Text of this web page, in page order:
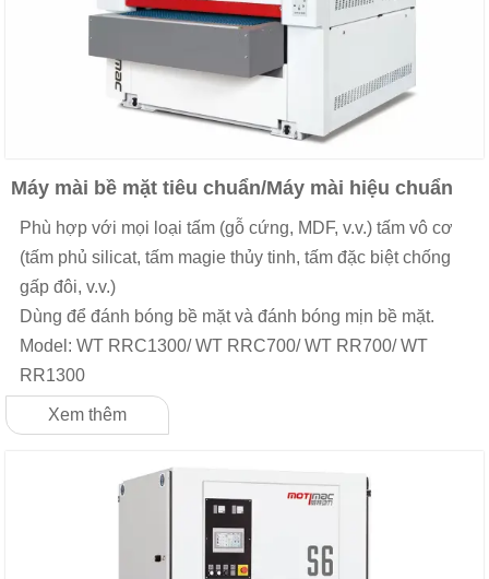
Máy mài bề mặt tiêu chuẩn/Máy mài hiệu chuẩn
Phù hợp với mọi loại tấm (gỗ cứng, MDF, v.v.) tấm vô cơ
(tấm phủ silicat, tấm magie thủy tinh, tấm đặc biệt chống
gấp đôi, v.v.)
Dùng để đánh bóng bề mặt và đánh bóng mịn bề mặt.
Model: WT RRC1300/ WT RRC700/ WT RR700/ WT
RR1300
Xem thêm